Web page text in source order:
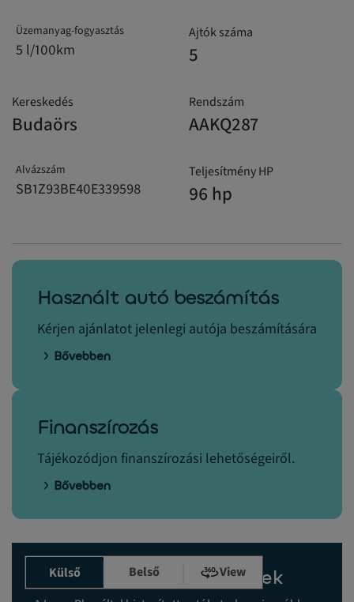
Üzemanyag-fogyasztás
5 l/100km
Ajtók száma
5
Kereskedés
Budaörs
Rendszám
AAKQ287
Alvázszám
SB1Z93BE40E339598
Teljesítmény HP
96 hp
Használt autó beszámítás
Kérjen ajánlatot jelenlegi autója beszámítására
Bővebben
Finanszírozás
Tájékozódjon finanszírozási lehetőségeiről.
Bővebben
Külső Belső View
Karbantartási előzmények